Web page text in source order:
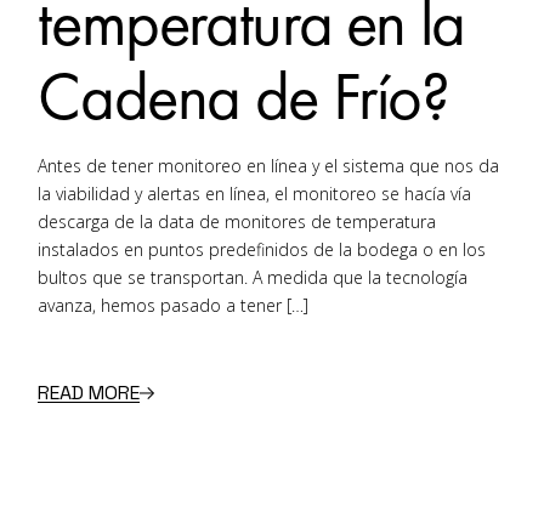
temperatura en la
Cadena de Frío?
Antes de tener monitoreo en línea y el sistema que nos da
la viabilidad y alertas en línea, el monitoreo se hacía vía
descarga de la data de monitores de temperatura
instalados en puntos predefinidos de la bodega o en los
bultos que se transportan. A medida que la tecnología
avanza, hemos pasado a tener […]
READ MORE